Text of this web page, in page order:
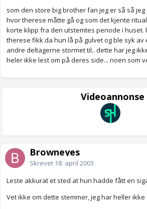
som den store big brother fan jeg er så så
hvor therese måtte gå og som det kjente
korte klipp fra den utstemtes periode i huset.
therese fikk da hun lå på gulvet og ble syk av
andre deltagerne stormet til.. dette har jeg
heler ikke lest om på deres side... noen som
Videoannonse
Browneyes
Skrevet 18. april 2003
Leste akkurat et sted at hun hadde fått en
Vet ikke om dette stemmer, jeg har heller